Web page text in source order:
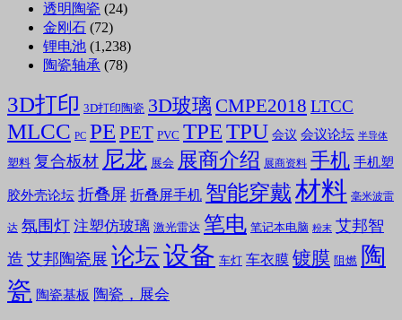
透明陶瓷 (24)
金刚石 (72)
锂电池 (1,238)
陶瓷轴承 (78)
3D打印 3D打印陶瓷 3D玻璃 CMPE2018 LTCC
MLCC PC PE PET PVC TPETPU 会议 会议论坛 半导体
塑料 复合板材 尼龙 展会 展商介绍 展商资料 手机 手机塑
胶外壳论坛 折叠屏 折叠屏手机 智能穿戴材料 毫米波雷
达 氛围灯 注塑仿玻璃 激光雷达 笔电 笔记本电脑 粉末 艾邦智
造 艾邦陶瓷展 论坛设备 车灯 车衣膜 镀膜 阻燃 陶
瓷 陶瓷基板 陶瓷，展会